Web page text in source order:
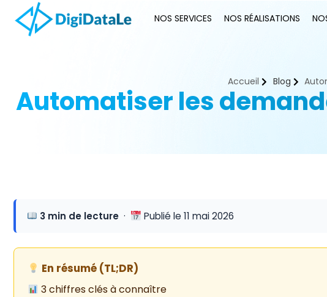
NOS SERVICES NOS RÉALISATIONS
Accueil Blog
Automatiser les
3 min de lecture · Publié le 11 mai 2026
En résumé (TL;DR)
3 chiffres clés à connaître